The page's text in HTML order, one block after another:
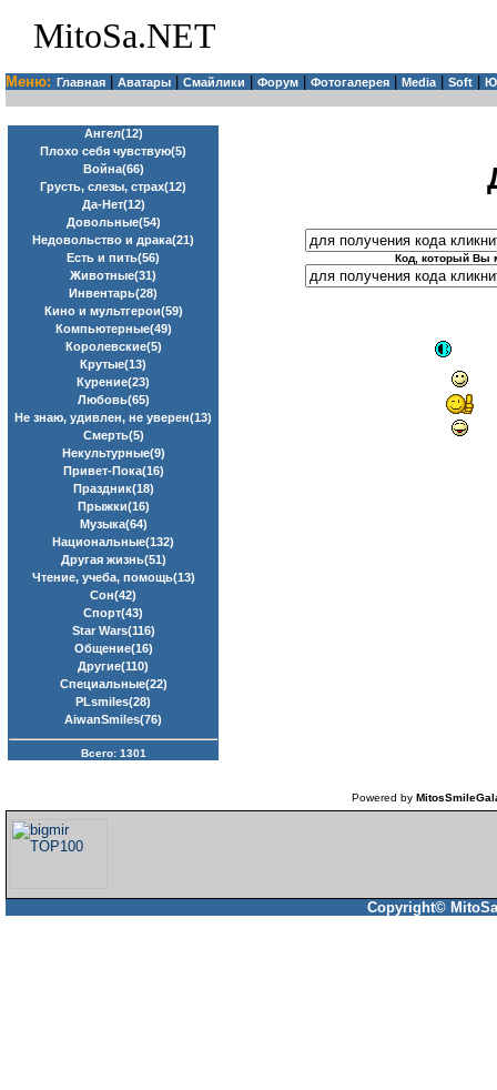
MitoSa.NET
Меню: Главная Аватары Смайлики Форум Фотогалерея Media| Soft
Ангел(12)
Плохо себя чувствую(5)
Война(66)
Грусть, слезы, страх(12)
Да-Нет(12)
Довольные(54)
Недовольство и драка(21)
Есть и пить(56)
Животные(31)
Инвентарь(28)
Кино и мультгерои(59)
Компьютерные(49)
Королевские(5)
Крутые(13)
Курение(23)
Любовь(65)
Не знаю, удивлен, не уверен(13)
Смерть(5)
Некультурные(9)
Привет-Пока(16)
Праздник(18)
Прыжки(16)
Музыка(64)
Национальные(132)
Другая жизнь(51)
Чтение, учеба, помощь(13)
Сон(42)
Спорт(43)
Star Wars(116)
Общение(16)
Другие(110)
Специальные(22)
PLsmiles(28)
AiwanSmiles(76)
Всего: 1301
Код, который Вы
Powered by
Copyright©